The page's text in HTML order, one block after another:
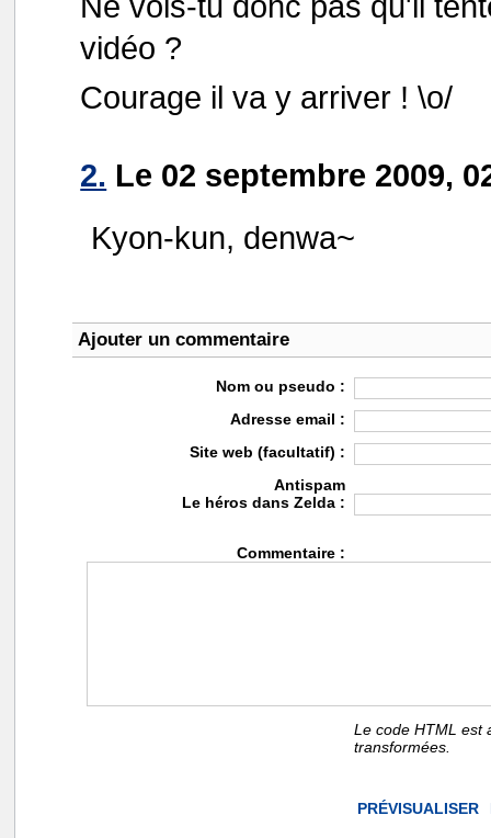
vidéo ?
Courage il va y arriver ! \o/
2. Le 02 septembre 2009,
Kyon-kun, denwa~
Ajouter un commentaire
Nom ou pseudo :
Adresse email :
Site web (facultatif) :
Antispam
Le héros dans Zelda :
Commentaire :
Le code HTML est
transformées.